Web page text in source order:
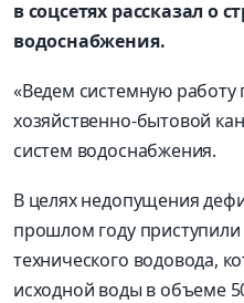
в соцсетях рассказал о
водоснабжения.
«Ведем системную работу
хозяйственно-бытовой
систем водоснабжения.
В целях недопущения
прошлом году приступили
технического водовода,
исходной воды в объеме